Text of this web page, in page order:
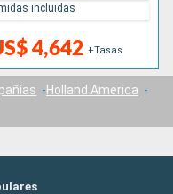
4,642 +Tasas
incluidas
Holland America